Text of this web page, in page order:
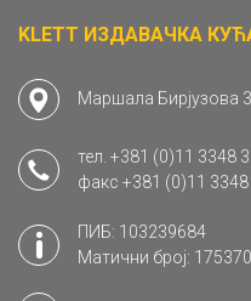
KLETT ИЗДАВАЧКА
Маршала Бирјузова
тел. +381 (0)11 3348
факс +381 (0)11 3348
ПИБ: 103239684
Матични број: